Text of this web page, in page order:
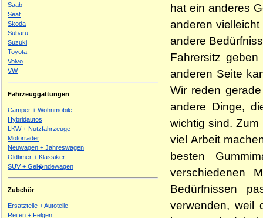
Saab
Seat
Skoda
Subaru
Suzuki
Toyota
Volvo
VW
Fahrzeuggattungen
Camper + Wohnmobile
Hybridautos
LKW + Nutzfahrzeuge
Motorräder
Neuwagen + Jahreswagen
Oldtimer + Klassiker
SUV + Gel�ndewagen
Zubehör
Ersatzteile + Autoteile
Reifen + Felgen
hat ein anderes
anderen
andere
Fahrersitz
anderen Seite
Wir reden
andere Dinge,
wichtig sind.
viel Arbeit
besten
verschiedenen
Bedürfnissen
verwenden, weil